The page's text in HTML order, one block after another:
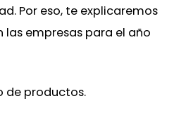
Por eso, te explicaremos
empresas para el año
de productos.